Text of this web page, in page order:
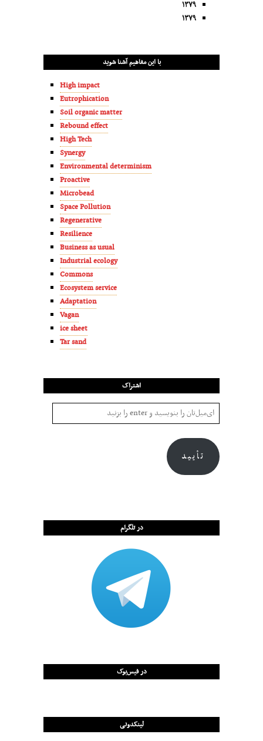
۱۳۷۹
۱۳۷۹
با این مفاهیم آشنا شوید
High impact
Eutrophication
Soil organic matter
Rebound effect
High Tech
Synergy
Environmental determinism
Proactive
Microbead
Space Pollution
Regenerative
Resilience
Business as usual
Industrial ecology
Commons
Ecosystem service
Adaptation
Vagan
ice sheet
Tar sand
اشتراک
تأیید
در تلگرام
در فیس‌بوک
لینکدونی